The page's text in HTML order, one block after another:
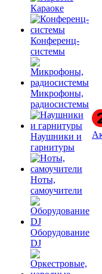
Караоке
Конференц-
системы
Микрофоны,
радиосистемы
Наушники и
гарнитуры
Ноты,
самоучители
Оборудование
DJ